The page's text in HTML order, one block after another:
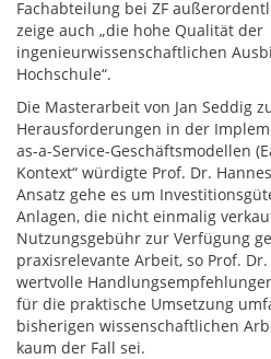
Fachabteilung bei ZF
zeige auch „die hohe Qualität der
ingenieurwissenschaftlichen
Hochschule“.
Die Masterarbeit von Jan Seddig
Herausforderungen in der
as-a-Service-Geschäftsmodellen
Kontext“ würdigte Prof. Dr.
Ansatz gehe es um
Anlagen, die nicht einmalig
Nutzungsgebühr zur Verfügung
praxisrelevante Arbeit, so Prof.
wertvolle
für die praktische Umsetzung
bisherigen wissenschaftlichen
kaum der Fall sei.